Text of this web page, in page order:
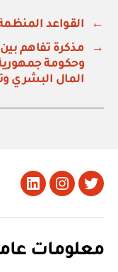
←
القواعد
→
مذكرة تفاهم
وحكومة
المال البشري
تويتر Instagram
معلومات